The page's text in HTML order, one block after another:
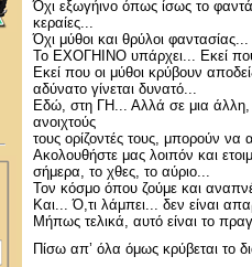
Όχι εξωγήινο όπως ίσως το
κεραίες...
Όχι μύθοι και θρύλοι
Το EXOΓΗIΝΟ υπάρχει... Εκεί
Εκεί που οι μύθοι κρύβουν
αδύνατο γίνεται δυνατό...
Εδώ, στη ΓΗ... Αλλά σε μια
ανοιχτούς
τους ορίζοντές τους, μπορούν
Ακολουθήστε μας λοιπόν και
σήμερα, το χθες, το αύριο...
Τον κόσμο όπου ζούμε και
Και... Ό,τι λάμπει... δεν είναι
Μήπως τελικά, αυτό είναι το
Πίσω απ’ όλα όμως κρύβεται το